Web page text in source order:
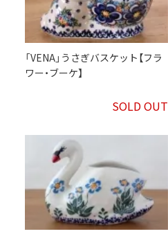
「VENA」うさぎバスケット【フラ
ワー・ブーケ】
SOLD OUT